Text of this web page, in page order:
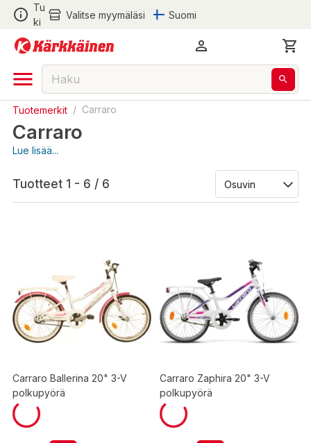
Tu
ki
Valitse myymäläsi Suomi
Tuotemerkit / Carraro
Carraro
Lue lisää...
Tuotteet 1 - 6 / 6
Carraro Ballerina 20" 3-V
polkupyörä
Carraro Zaphira 20" 3-V
polkupyörä